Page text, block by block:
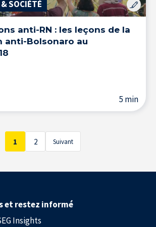
SOCIÉTÉ
anti-RN : les leçons de la
anti-Bolsonaro au
5 min
1 2 Suivant
et restez informé
Insights